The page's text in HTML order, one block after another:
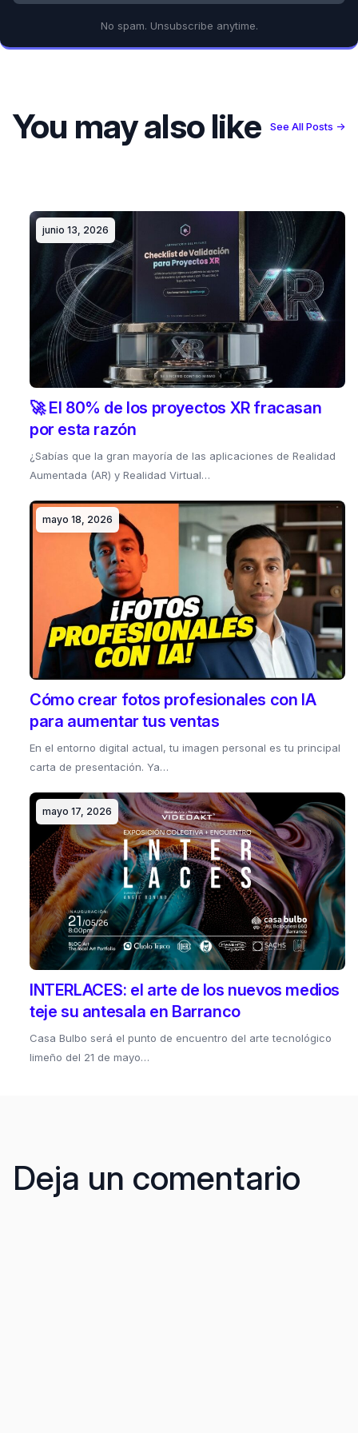
No spam. Unsubscribe anytime.
You may also like See All Posts →
junio 13, 2026
🚀 El 80% de los proyectos XR fracasan
por esta razón
¿Sabías que la gran mayoría de las aplicaciones de Realidad
Aumentada (AR) y Realidad Virtual…
mayo 18, 2026
Cómo crear fotos profesionales con IA
para aumentar tus ventas
En el entorno digital actual, tu imagen personal es tu principal
carta de presentación. Ya…
mayo 17, 2026
INTERLACES: el arte de los nuevos medios
teje su antesala en Barranco
Casa Bulbo será el punto de encuentro del arte tecnológico
limeño del 21 de mayo…
Deja un comentario